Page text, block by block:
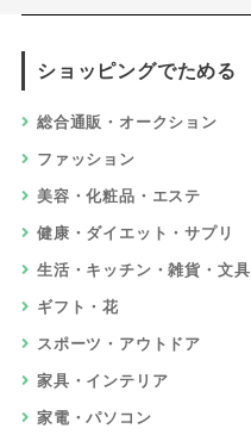
ショッピングでためる
総合通販・オークション
ファッション
美容・化粧品・エステ
健康・ダイエット・サプリ
生活・キッチン・雑貨・文具
ギフト・花
スポーツ・アウトドア
家具・インテリア
家電・パソコン